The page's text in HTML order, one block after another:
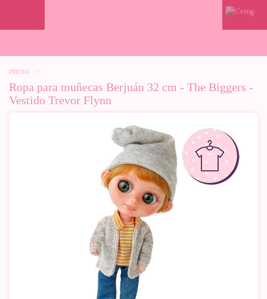
0
INICIO >
Ropa para muñecas Berjuán 32 cm - The Biggers -
Vestido Trevor Flynn